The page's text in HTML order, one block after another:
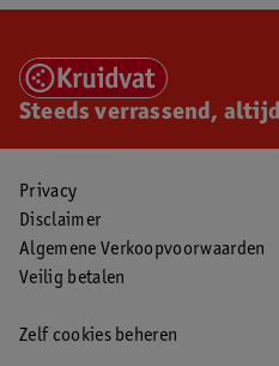
Steeds verrassend,
Privacy
Disclaimer
Algemene Verkoopvoorwaarden
Veilig betalen
Zelf cookies beheren